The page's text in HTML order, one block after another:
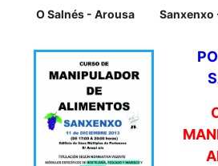
O Salnés - Arousa Sanxenxo